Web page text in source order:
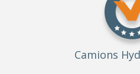
Camions